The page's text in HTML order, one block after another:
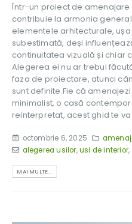
Într-un proiect de amenajare
contribuie la armonia
elementele arhitecturale,
subestimată, deși
continuitatea vizuală și chiar
Alegerea ei nu ar trebui
faza de proiectare, atunci
sunt definite.Fie că
minimalist, o casă
reinterpretat, acest ghid te
octombrie 6, 2025
alegerea usilor,usi de interior,
MAI MULTE...